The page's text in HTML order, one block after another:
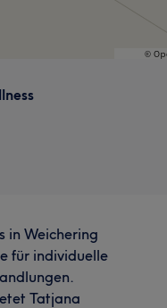
in Weichering
für individuelle
Tatjana